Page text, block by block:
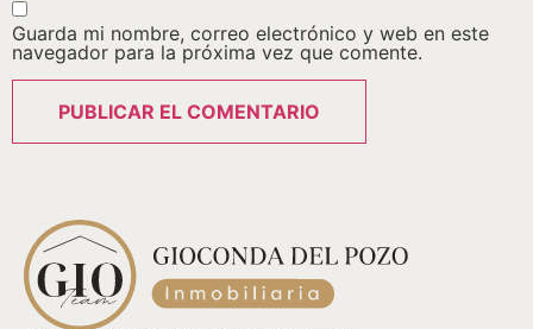
Guarda mi nombre, correo electrónico y web en este
navegador para la próxima vez que comente.